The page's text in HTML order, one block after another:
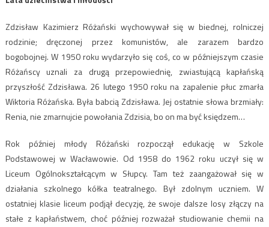
Zdzisław Kazimierz Różański wychowywał się w biednej, rolniczej
rodzinie; dręczonej przez komunistów, ale zarazem bardzo
bogobojnej. W 1950 roku wydarzyło się coś, co w późniejszym czasie
Różańscy uznali za drugą przepowiednię, zwiastującą kapłańską
przyszłość Zdzisława. 26 lutego 1950 roku na zapalenie płuc zmarła
Wiktoria Różańska. Była babcią Zdzisława. Jej ostatnie słowa brzmiały:
Renia, nie zmarnujcie powołania Zdzisia, bo on ma być księdzem…
Rok później młody Różański rozpoczął edukację w Szkole
Podstawowej w Wacławowie. Od 1958 do 1962 roku uczył się w
Liceum Ogólnokształcącym w Słupcy. Tam też zaangażował się w
działania szkolnego kółka teatralnego. Był zdolnym uczniem. W
ostatniej klasie liceum podjął decyzję, że swoje dalsze losy złączy na
stałe z kapłaństwem, choć później rozważał studiowanie chemii na